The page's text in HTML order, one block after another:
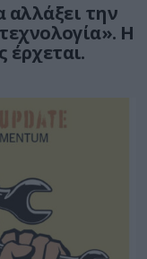
αλλάξει την
Η